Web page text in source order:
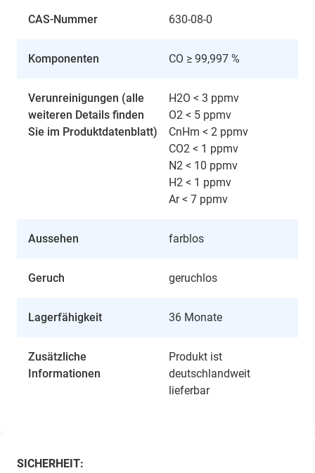
CAS-Nummer 630-08-0
Komponenten CO ≥ 99,997 %
Verunreinigungen (alle
weiteren Details finden
Sie im Produktdatenblatt)
H2O < 3 ppmv
O2 < 5 ppmv
CnHm < 2 ppmv
CO2 < 1 ppmv
N2 < 10 ppmv
H2 < 1 ppmv
Ar < 7 ppmv
Aussehen farblos
Geruch geruchlos
Lagerfähigkeit 36 Monate
Zusätzliche
Informationen
Produkt ist
deutschlandweit
lieferbar
SICHERHEIT: